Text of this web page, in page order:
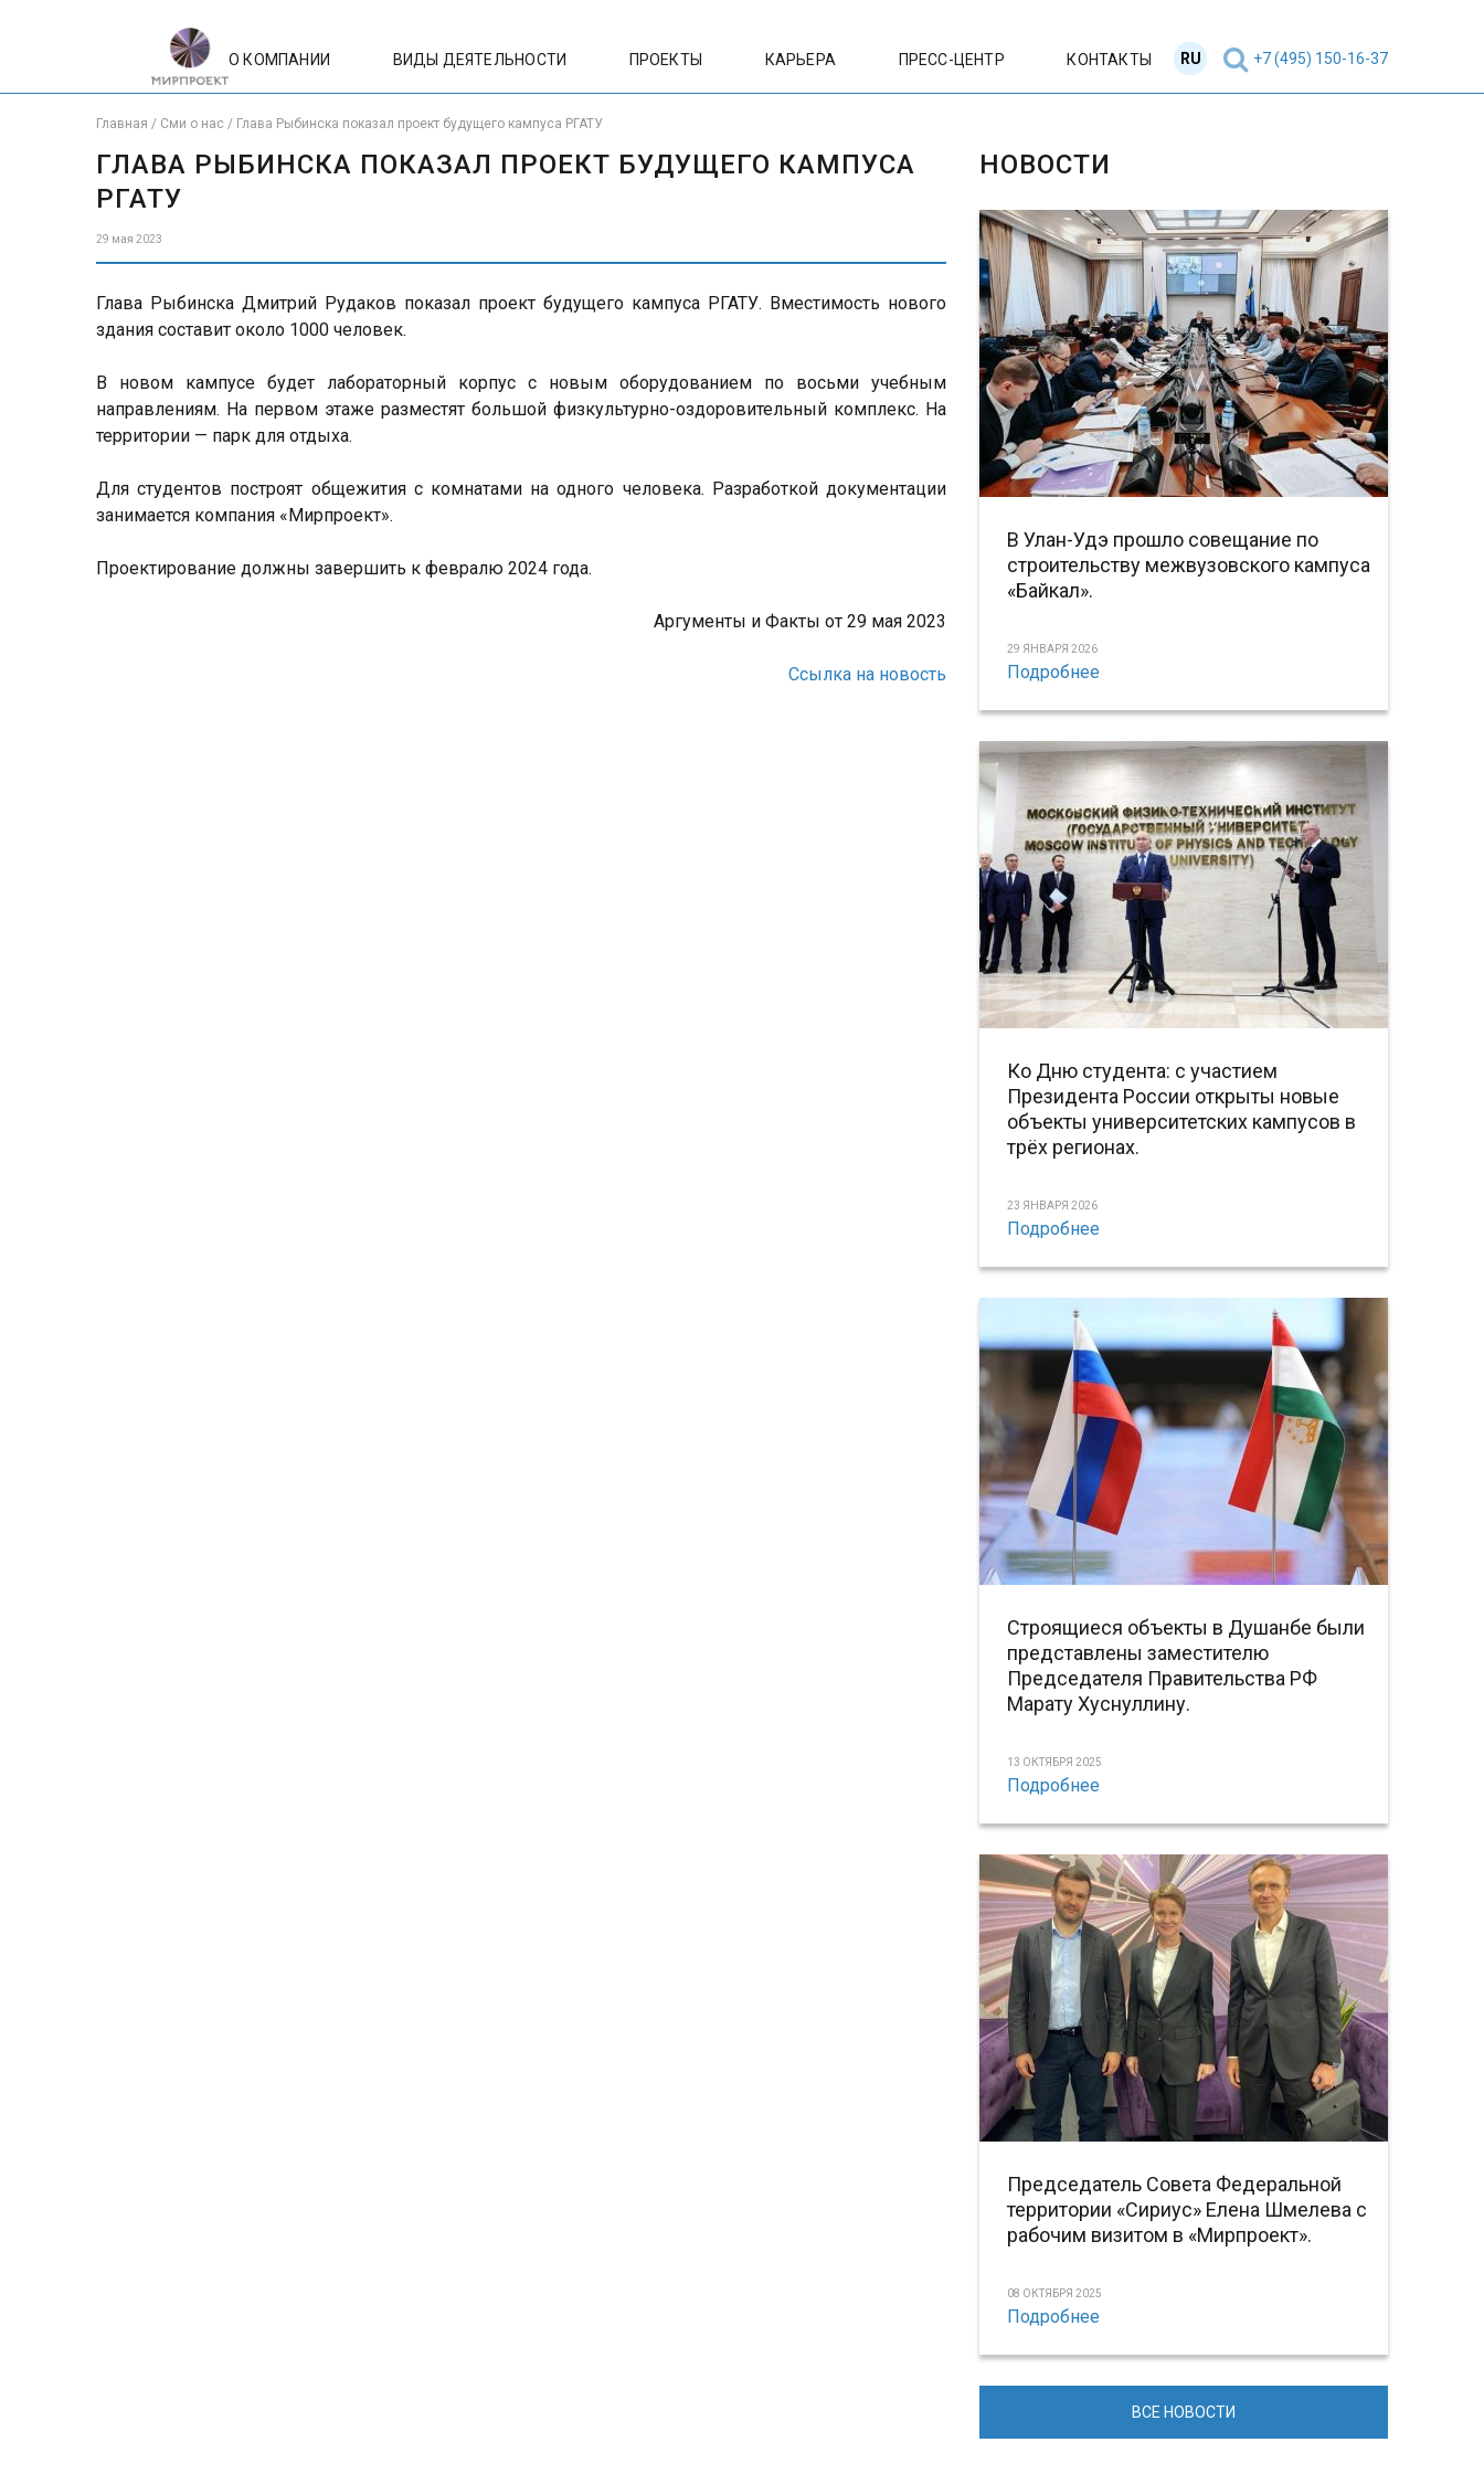
О КОМПАНИИ ВИДЫ ДЕЯТЕЛЬНОСТИ ПРОЕКТЫ КАРЬЕРА ПРЕСС-ЦЕНТР КОНТАКТЫ EN
RU +7 (495) 150-16-37
Главная / Сми о нас / Глава Рыбинска показал проект будущего кампуса РГАТУ
ГЛАВА РЫБИНСКА ПОКАЗАЛ ПРОЕКТ БУДУЩЕГО КАМПУСА
РГАТУ
29 мая 2023
Глава Рыбинска Дмитрий Рудаков показал проект будущего кампуса РГАТУ. Вместимость нового
здания составит около 1000 человек.
В новом кампусе будет лабораторный корпус с новым оборудованием по восьми учебным
направлениям. На первом этаже разместят большой физкультурно-оздоровительный комплекс. На
территории — парк для отдыха.
Для студентов построят общежития с комнатами на одного человека. Разработкой документации
занимается компания «Мирпроект».
Проектирование должны завершить к февралю 2024 года.
Аргументы и Факты от 29 мая 2023
Ссылка на новость
НОВОСТИ
В Улан-Удэ прошло совещание по
строительству межвузовского кампуса
«Байкал».
29 ЯНВАРЯ 2026
Подробнее
Ко Дню студента: с участием
Президента России открыты новые
объекты университетских кампусов в
трёх регионах.
23 ЯНВАРЯ 2026
Подробнее
Строящиеся объекты в Душанбе были
представлены заместителю
Председателя Правительства РФ
Марату Хуснуллину.
13 ОКТЯБРЯ 2025
Подробнее
Председатель Совета Федеральной
территории «Сириус» Елена Шмелева с
рабочим визитом в «Мирпроект».
08 ОКТЯБРЯ 2025
Подробнее
ВСЕ НОВОСТИ